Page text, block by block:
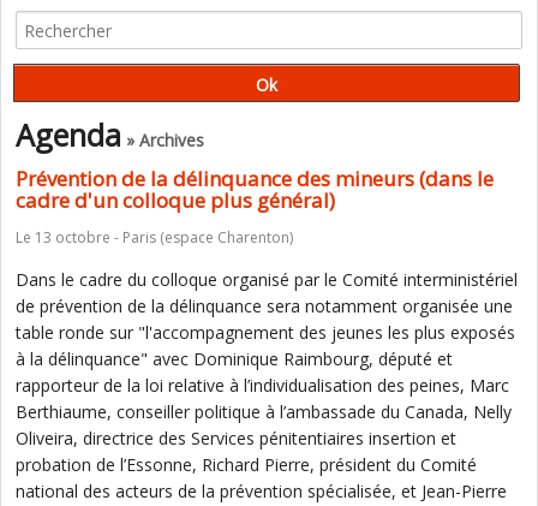
Agenda » Archives
Prévention de la délinquance des mineurs (dans le
cadre d'un colloque plus général)
Le 13 octobre - Paris (espace Charenton)
Dans le cadre du colloque organisé par le Comité interministériel
de prévention de la délinquance sera notamment organisée une
table ronde sur "l'accompagnement des jeunes les plus exposés
à la délinquance" avec Dominique Raimbourg, député et
rapporteur de la loi relative à l’individualisation des peines, Marc
Berthiaume, conseiller politique à l’ambassade du Canada, Nelly
Oliveira, directrice des Services pénitentiaires insertion et
probation de l’Essonne, Richard Pierre, président du Comité
national des acteurs de la prévention spécialisée, et Jean-Pierre